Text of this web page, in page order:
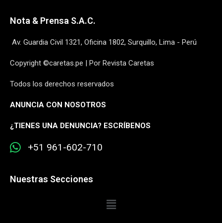
Nota & Prensa S.A.C.
Av. Guardia Civil 1321, Oficina 1802, Surquillo, Lima - Perú
Copyright ©caretas.pe | Por Revista Caretas
Todos los derechos reservados
ANUNCIA CON NOSOTROS
¿TIENES UNA DENUNCIA? ESCRÍBENOS
+51 961-602-710
Nuestras Secciones